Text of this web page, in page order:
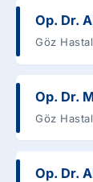
Op. Dr.
Göz
Op. Dr.
Göz
Op. Dr.